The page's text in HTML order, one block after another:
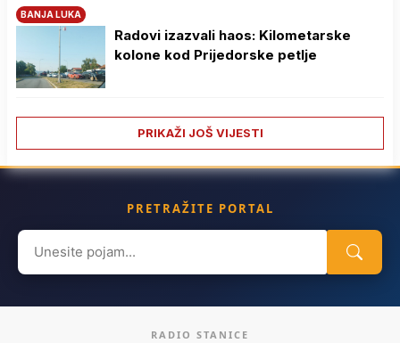
BANJA LUKA
Radovi izazvali haos: Kilometarske
kolone kod Prijedorske petlje
PRIKAŽI JOŠ VIJESTI
PRETRAŽITE PORTAL
Search
for:
RADIO STANICE